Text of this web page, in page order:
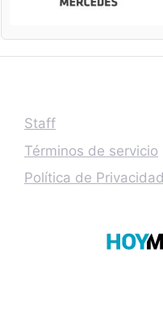
Staff
Términos de servicio
Política de